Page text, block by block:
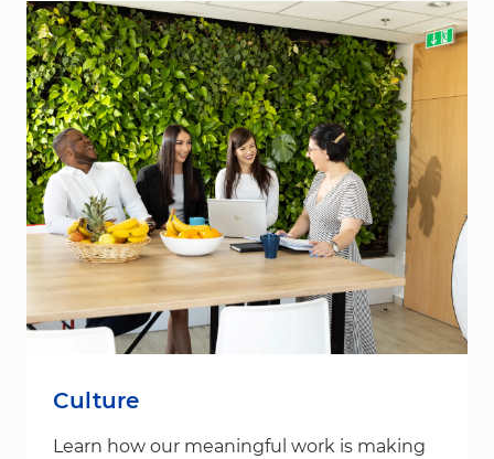
Culture
Learn how our meaningful work is making